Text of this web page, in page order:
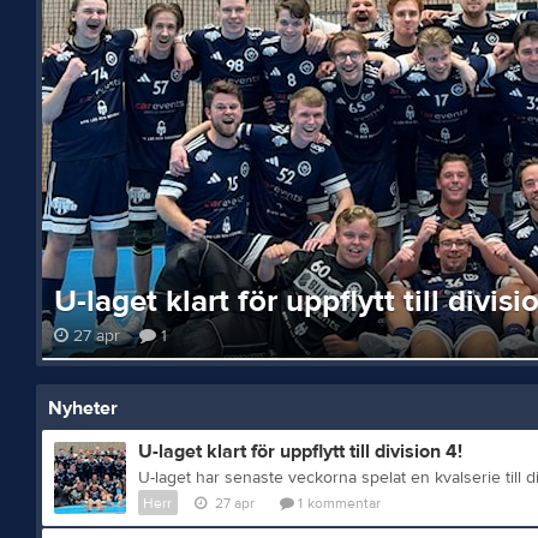
U-laget klart för uppflytt till
27 apr 1
Nyheter
U-laget klart för uppflytt till division 4!
Herr 27 apr 1 kommentar